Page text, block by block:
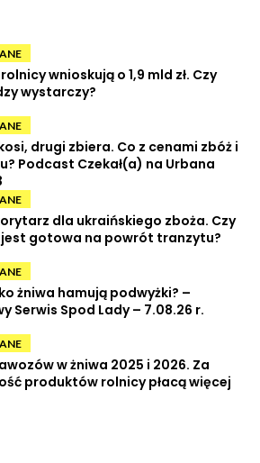
wnioskują o 1,9 mld zł. Czy
wystarczy?
drugi zbiera. Co z cenami zbóż i
Podcast Czekał(a) na Urbana
dla ukraińskiego zboża. Czy
jest gotowa na powrót tranzytu?
żniwa hamują podwyżki? –
Serwis Spod Lady – 7.08.26 r.
w żniwa 2025 i 2026. Za
produktów rolnicy płacą więcej